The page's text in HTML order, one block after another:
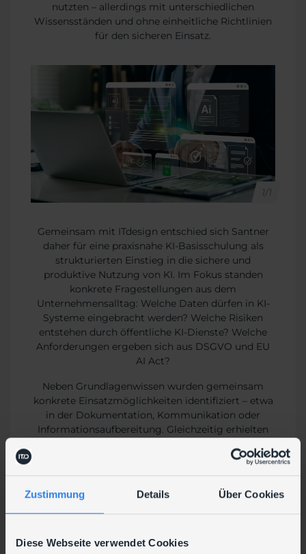
Zustimmung Details Über Cookies
Diese Webseite verwendet Cookies
nutzten – allerdings mit unterschiedlichen
Wissensständen und ohne einheitliche Richtlinien
für den sicheren Einsatz.
1/1
Gemeinsam mit ITdesign entschied sich Santner
daher für eine praxisnahe KI-Basisschulung als
strukturierten Einstieg in die sichere und
produktive Nutzung von KI. Im Fokus standen
konkrete Fragestellungen aus dem
Unternehmensalltag: Welche Daten dürfen in KI-
Systeme eingebracht werden? Welche Risiken
entstehen durch öffentliche KI-Dienste? Welche
Anforderungen ergeben sich aus DSGVO und EU
AI Act?
Neben Grundlagenwissen wurden gemeinsam
konkrete Einsatzmöglichkeiten identifiziert – etwa
in der Dokumentation, Kommunikation oder
Informationsaufbereitung. Gleichzeitig erhielten
Werkzeuge im Unternehmenskontext sinnvoll
eingesetzt werden können und wo Grenzen
Für den IT-Verantwortlichen bedeutete dies vor
bei einem Thema, das in vielen Unternehmen